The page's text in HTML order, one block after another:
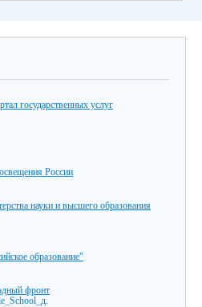
государственных услуг
России
науки и высшего образования
образование"
фронт